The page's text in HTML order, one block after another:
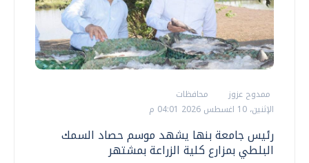
ممدوح عزوز
محافظات
الإثنين، 10 اغسطس 2026 04:01 م
رئيس جامعة بنها يشهد موسم حصاد السمك
البلطي بمزارع كلية الزراعة بمشتهر